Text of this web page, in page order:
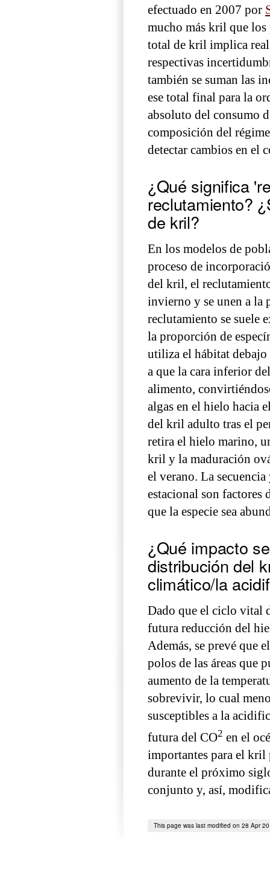
efectuado en 2007 por
mucho más kril que
total de kril implica
respectivas
también se suman las
ese total final para la
absoluto del consumo
composición del
detectar cambios en el
¿Qué significa
reclutamiento?
de kril?
En los modelos de
proceso de
del kril, el
invierno y se unen a la
reclutamiento se suele
la proporción de
utiliza el hábitat
a que la cara inferior
alimento,
algas en el hielo hacia
del kril adulto tras el
retira el hielo marino,
kril y la maduración
el verano. La
estacional son factores
que la especie sea
¿Qué impacto
distribución del
climático/la
Dado que el ciclo vital
futura reducción del
Además, se prevé que
polos de las áreas que
aumento de la
sobrevivir, lo cual
susceptibles a la
futura del CO2 en el
importantes para el
durante el próximo
conjunto y, así,
This page was last modified on 28 Apr